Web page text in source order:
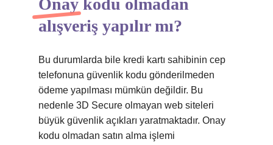
Onay kodu olmadan
alışveriş yapılır mı?
Bu durumlarda bile kredi kartı sahibinin cep
telefonuna güvenlik kodu gönderilmeden
ödeme yapılması mümkün değildir. Bu
nedenle 3D Secure olmayan web siteleri
büyük güvenlik açıkları yaratmaktadır. Onay
kodu olmadan satın alma işlemi